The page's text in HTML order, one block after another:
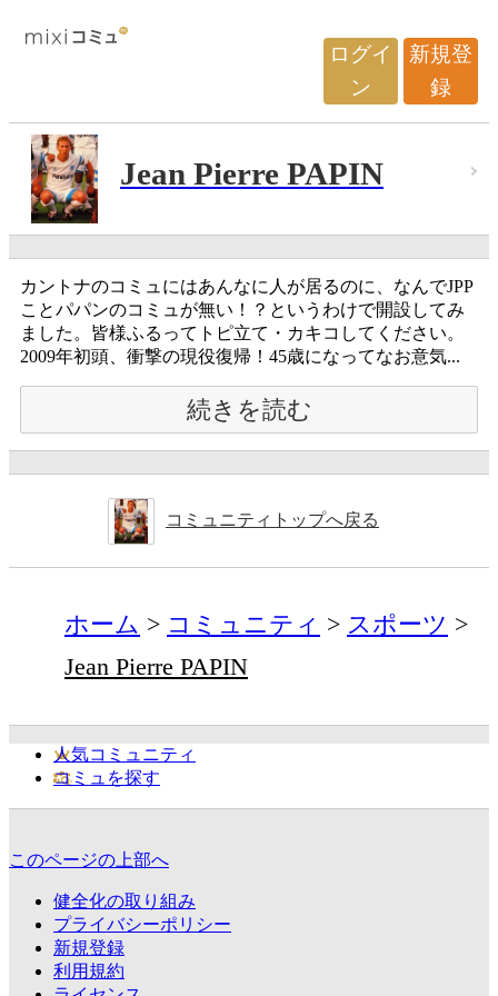
ログイ
ン
新規登
録
Jean Pierre PAPIN
カントナのコミュにはあんなに人が居るのに、なんでJPP
ことパパンのコミュが無い！？というわけで開設してみ
ました。皆様ふるってトピ立て・カキコしてください。
2009年初頭、衝撃の現役復帰！45歳になってなお意気...
続きを読む
コミュニティトップへ戻る
ホーム コミュニティ
スポーツ
Jean Pierre PAPIN
人気コミュニティ
コミュを探す
このページの上部へ
健全化の取り組み
プライバシーポリシー
新規登録
利用規約